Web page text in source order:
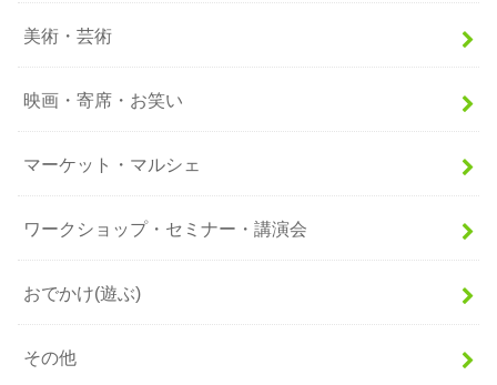
美術・芸術
映画・寄席・お笑い
マーケット・マルシェ
ワークショップ・セミナー・講演会
おでかけ(遊ぶ)
その他